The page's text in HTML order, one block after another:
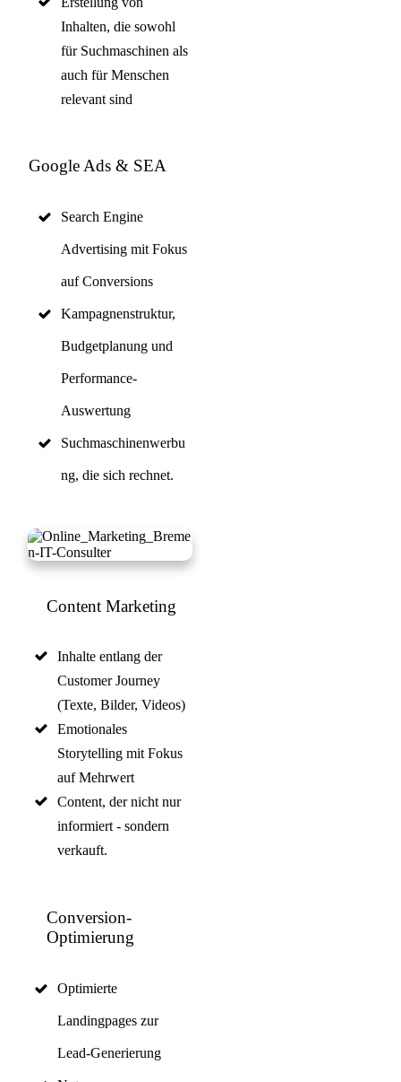
Inhalten, die sowohl
für Suchmaschinen als
auch für Menschen
relevant sind
Google Ads & SEA
Search Engine
Advertising mit Fokus
auf Conversions
Kampagnenstruktur,
Budgetplanung und
Performance-
Auswertung
Suchmaschinenwerbu
ng, die sich rechnet.
Content Marketing
Inhalte entlang der
Customer Journey
(Texte, Bilder, Videos)
Emotionales
Storytelling mit Fokus
auf Mehrwert
Content, der nicht nur
informiert - sondern
verkauft.
Conversion-
Optimierung
Optimierte
Landingpages zur
Lead-Generierung